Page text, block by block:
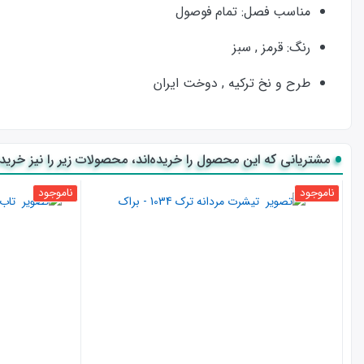
مناسب فصل: تمام فوصول
رنگ: قرمز , سبز
طرح و نخ ترکیه , دوخت ایران
مشتریانی که این محصول را خریده‌اند، محصولات زیر را نیز
ناموجود ناموجود